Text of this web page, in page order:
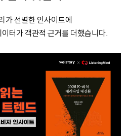
가 선별한 인사이트에
터가 객관적 근거를 더했습니다.